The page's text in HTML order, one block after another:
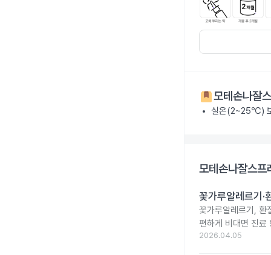
모테손나잘
실온(2~25℃)
모테손나잘스
꽃가루알레르기·
꽃가루알레르기, 환
편하게 비대면 진료
2026.04.05